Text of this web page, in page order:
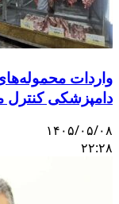
واردات
دامپزشکی
۱۴۰۵/۰۵/۰۸
۲۲:۲۸